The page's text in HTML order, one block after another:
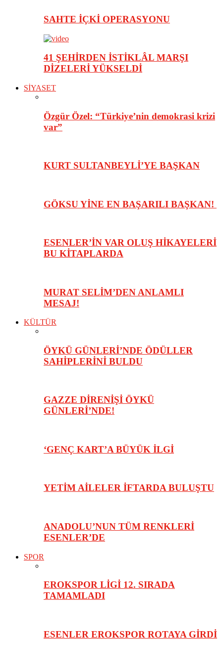
SAHTE İÇKİ OPERASYONU
41 ŞEHİRDEN İSTİKLÂL MARŞI
DİZELERİ YÜKSELDİ
SİYASET
Özgür Özel: “Türkiye’nin demokrasi krizi
var”
KURT SULTANBEYLİ’YE BAŞKAN
GÖKSU YİNE EN BAŞARILI BAŞKAN!
ESENLER’İN VAR OLUŞ HİKAYELERİ
BU KİTAPLARDA
MURAT SELİM’DEN ANLAMLI
MESAJ!
KÜLTÜR
ÖYKÜ GÜNLERİ’NDE ÖDÜLLER
SAHİPLERİNİ BULDU
GAZZE DİRENİŞİ ÖYKÜ
GÜNLERİ’NDE!
‘GENÇ KART’A BÜYÜK İLGİ
YETİM AİLELER İFTARDA BULUŞTU
ANADOLU’NUN TÜM RENKLERİ
ESENLER’DE
SPOR
EROKSPOR LİGİ 12. SIRADA
TAMAMLADI
ESENLER EROKSPOR ROTAYA GİRDİ